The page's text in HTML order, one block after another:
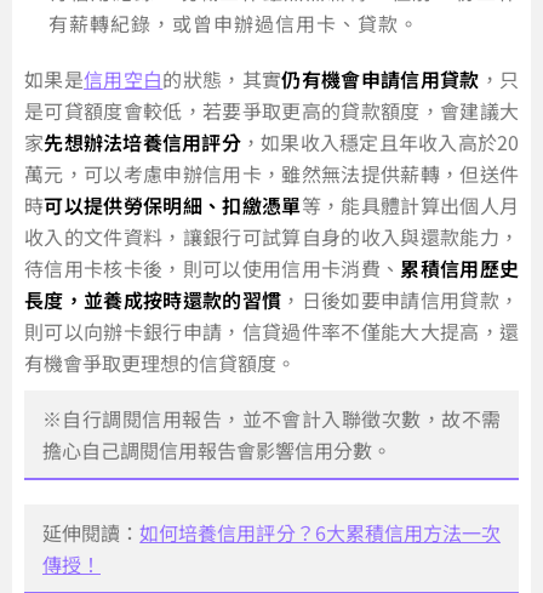
有薪轉紀錄，或曾申辦過信用卡、貸款。
如果是信用空白的狀態，其實仍有機會申請信用貸款 ，只
是可貸額度會較低，若要爭取更高的貸款額度，會建議大
家先想辦法培養信用評分，如果收入穩定且年收入高於20
萬元，可以考慮申辦信用卡，雖然無法提供薪轉，但送件
時可以提供勞保明細、扣繳憑單等，能具體計算出個人月
收入的文件資料，讓銀行可試算自身的收入與還款能力，
待信用卡核卡後，則可以使用信用卡消費、 累積信用歷史
長度，並養成按時還款的習慣 ，日後如要申請信用貸款，
則可以向辦卡銀行申請，信貸過件率不僅能大大提高，還
有機會爭取更理想的信貸額度。
※自行調閱信用報告，並不會計入聯徵次數，故不需
擔心自己調閱信用報告會影響信用分數。
延伸閱讀：如何培養信用評分？6大累積信用方法一次
傳授！